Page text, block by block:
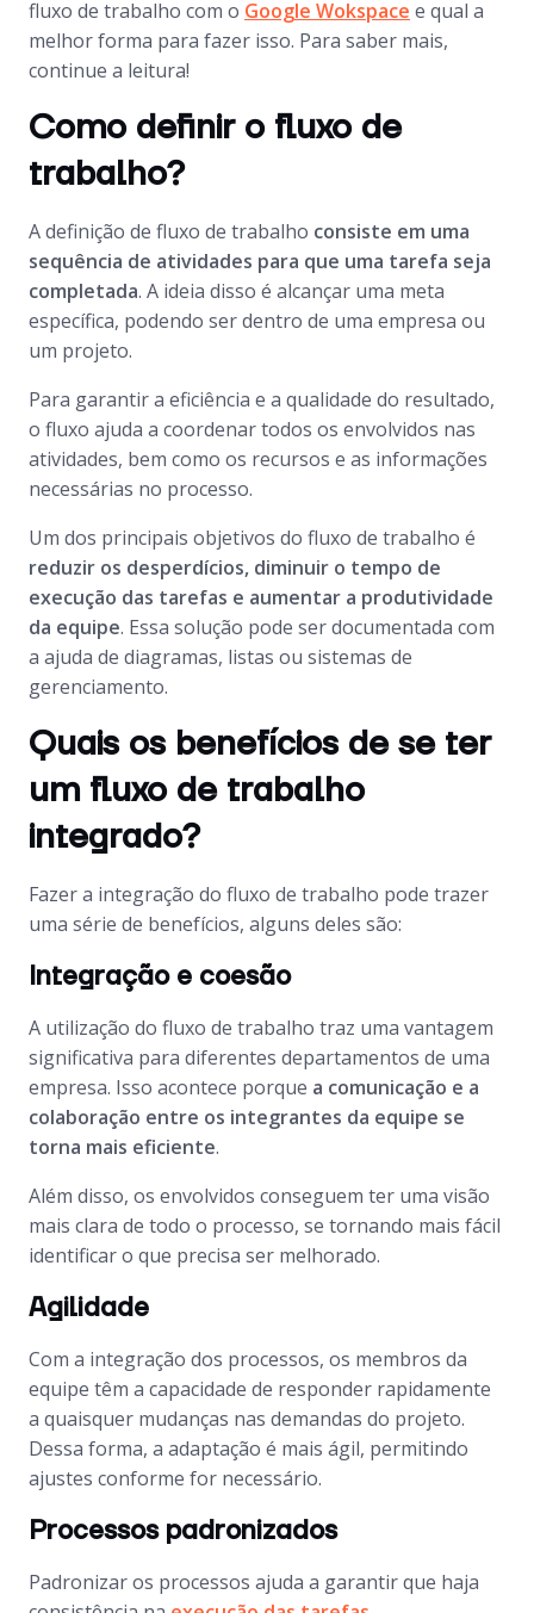
fluxo de trabalho com o Google Wokspace e qual a
melhor forma para fazer isso. Para saber mais,
continue a leitura!
Como definir o fluxo de
trabalho?
A definição de fluxo de trabalho consiste em uma
sequência de atividades para que uma tarefa seja
completada. A ideia disso é alcançar uma meta
específica, podendo ser dentro de uma empresa ou
um projeto.
Para garantir a eficiência e a qualidade do resultado,
o fluxo ajuda a coordenar todos os envolvidos nas
atividades, bem como os recursos e as informações
necessárias no processo.
Um dos principais objetivos do fluxo de trabalho é
reduzir os desperdícios, diminuir o tempo de
execução das tarefas e aumentar a produtividade
da equipe. Essa solução pode ser documentada com
a ajuda de diagramas, listas ou sistemas de
gerenciamento.
Quais os benefícios de se ter
um fluxo de trabalho
integrado?
Fazer a integração do fluxo de trabalho pode trazer
uma série de benefícios, alguns deles são:
Integração e coesão
A utilização do fluxo de trabalho traz uma vantagem
significativa para diferentes departamentos de uma
empresa. Isso acontece porque a comunicação e a
colaboração entre os integrantes da equipe se
torna mais eficiente.
Além disso, os envolvidos conseguem ter uma visão
mais clara de todo o processo, se tornando mais fácil
identificar o que precisa ser melhorado.
Agilidade
Com a integração dos processos, os membros da
equipe têm a capacidade de responder rapidamente
a quaisquer mudanças nas demandas do projeto.
Dessa forma, a adaptação é mais ágil, permitindo
ajustes conforme for necessário.
Processos padronizados
Padronizar os processos ajuda a garantir que haja